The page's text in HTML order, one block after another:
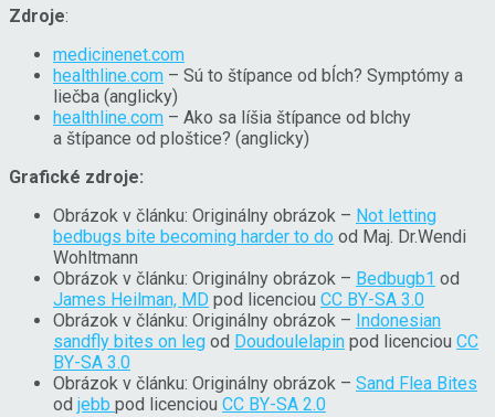
Zdroje:
medicinenet.com
healthline.com – Sú to štípance od bĺch? Symptómy a
liečba (anglicky)
healthline.com – Ako sa líšia štípance od blchy
a štípance od ploštice? (anglicky)
Grafické zdroje:
Obrázok v článku: Originálny obrázok – Not letting
bedbugs bite becoming harder to do od Maj. Dr.Wendi
Wohltmann
Obrázok v článku: Originálny obrázok – Bedbugb1 od
James Heilman, MD pod licenciou CC BY-SA 3.0
Obrázok v článku: Originálny obrázok – Indonesian
sandfly bites on leg od Doudoulelapin pod licenciou CC
BY-SA 3.0
Obrázok v článku: Originálny obrázok – Sand Flea Bites
od jebb pod licenciou CC BY-SA 2.0